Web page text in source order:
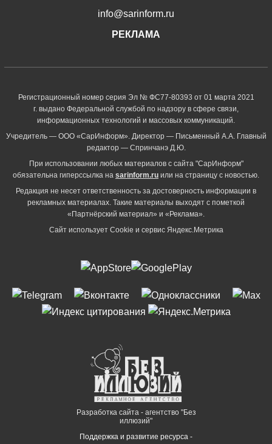
info@sarinform.ru
РЕКЛАМА
Регистрационный номер серия Эл № ФС77-80393 от 01 марта 2021
г. выдано Федеральной службой по надзору в сфере связи,
информационных технологий и массовых коммуникаций.
Учредитель — ООО «СарИнформ». Директор — Письменный А.А. Главный
редактор — Спринчанэ Д.Ю.
При использовании любых материалов с сайта "СарИнформ"
обязательна гиперссылка на sarinform.ru или на страницу с новостью.
Редакция не несет ответственность за достоверность информации в
рекламных материалах. Такие материалы выходят с пометкой
«Партнёрский материал» и «Реклама».
Сайт использует Cookie и сервиc Яндекс.Метрика
Разработка сайта - агентство "Без
иллюзий"
Поддержка и развитие ресурса -